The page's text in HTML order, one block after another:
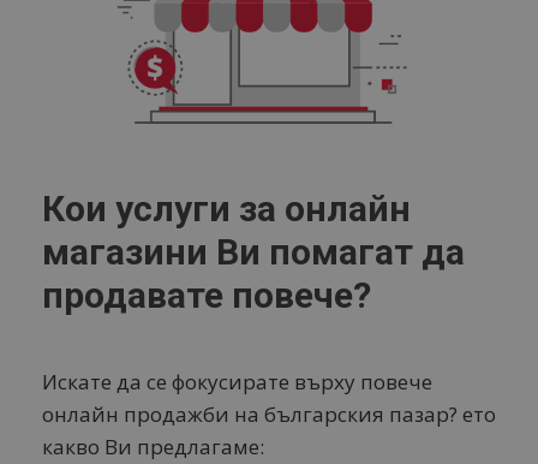
Кои услуги за онлайн
магазини Ви помагат да
продавате повече?
Искате да се фокусирате върху повече
онлайн продажби на българския пазар? ето
какво Ви предлагаме: